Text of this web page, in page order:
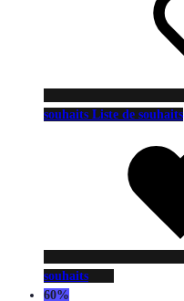
souhaits Liste de souhaits
souhaits
60%